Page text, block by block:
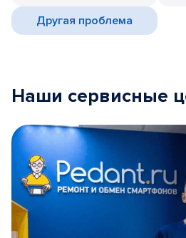
Другая проблема
Наши сервисные